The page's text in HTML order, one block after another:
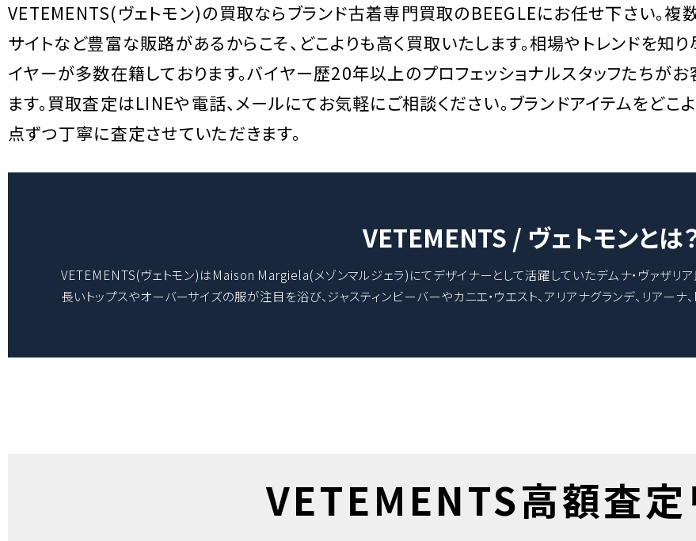
VETEMENTS(ヴェトモン)の買取ならブランド古着専門買取のBEEGLEにお任せ下さい。複
サイトなど豊富な販路があるからこそ、どこよりも高く買取いたします。相場やトレンドを知
イヤーが多数在籍しております。バイヤー歴20年以上のプロフェッショナルスタッフたちが
ます。買取査定はLINEや電話、メールにてお気軽にご相談ください。ブランドアイテムをどこ
点ずつ丁寧に査定させていただきます。
VETEMENTS / ヴェトモンとは
VETEMENTS(ヴェトモン)はMaison Margiela(メゾンマルジェラ)にてデザイナーとして活躍していたデムナ・ヴァザリ
長いトップスやオーバーサイズの服が注目を浴び、ジャスティンビーバーやカニエ・ウエスト、アリアナグランデ、リアー
VETEMENTS高額査定